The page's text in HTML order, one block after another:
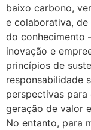
baixo carbono,
e colaborativa,
do conhecimento
inovação e
princípios de
responsabilidade
perspectivas
geração de valor
No entanto, para